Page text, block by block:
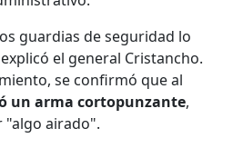
guardias de seguridad lo
el general Cristancho.
se confirmó que al
un arma cortopunzante,
"algo airado".